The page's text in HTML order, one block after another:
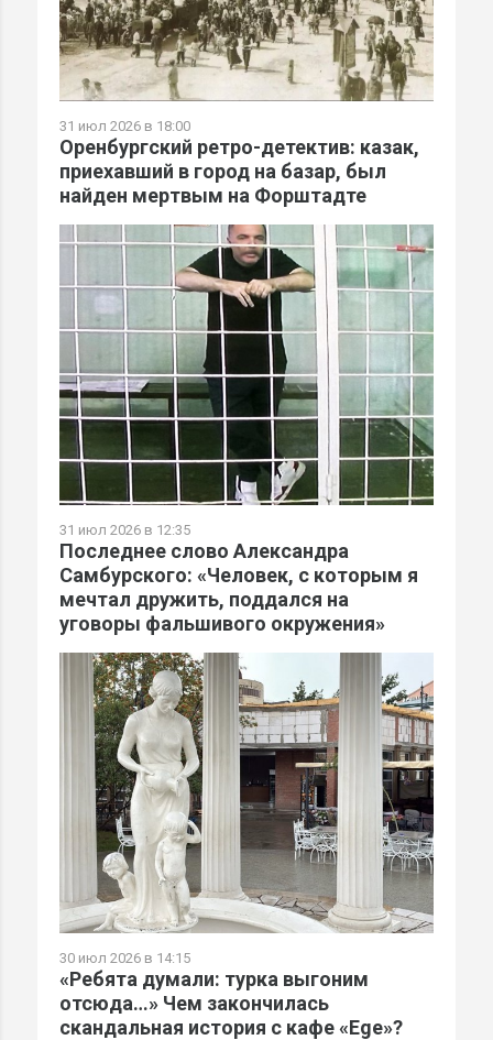
31 июл 2026 в 18:00
Оренбургский ретро-детектив: казак,
приехавший в город на базар, был
найден мертвым на Форштадте
31 июл 2026 в 12:35
Последнее слово Александра
Самбурского: «Человек, с которым я
мечтал дружить, поддался на
уговоры фальшивого окружения»
30 июл 2026 в 14:15
«Ребята думали: турка выгоним
отсюда…» Чем закончилась
скандальная история с кафе «Ege»?